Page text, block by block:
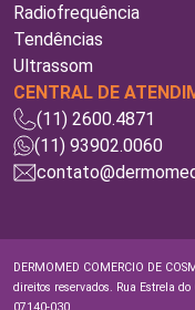
Radiofrequência
Tendências
Ultrassom
CENTRAL DE
(11) 2600.4871
(11) 93902.0060
DERMOMED COMERCIO DE
direitos reservados. Rua Estrela do